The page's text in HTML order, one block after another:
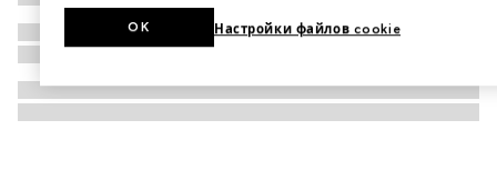
Настройки файлов cookie
OK